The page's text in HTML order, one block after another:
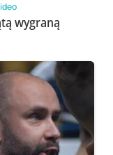
wygraną